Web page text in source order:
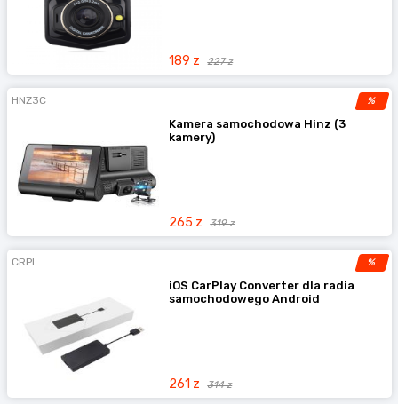
189 z 227 z
%
HNZ3C
Kamera samochodowa Hinz (3
kamery)
265 z 319 z
%
CRPL
iOS CarPlay Converter dla radia
samochodowego Android
261 z 314 z